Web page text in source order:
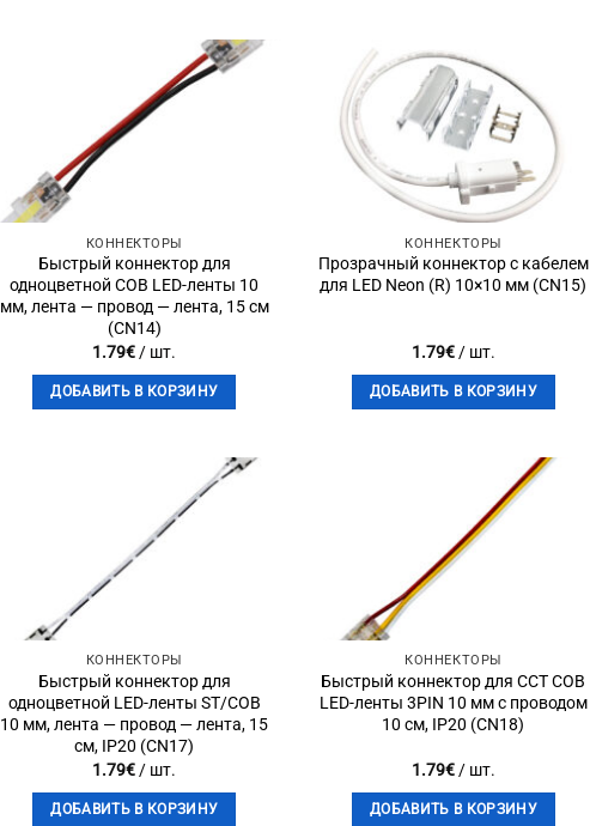
КОННЕКТОРЫ
Быстрый коннектор для
одноцветной COB LED-ленты 10
мм, лента — провод — лента, 15 см
(CN14)
1.79€/ шт.
ДОБАВИТЬ В КОРЗИНУ
Add to
wishlist
КОННЕКТОРЫ
Прозрачный коннектор с кабелем
для LED Neon (R) 10×10 мм (CN15)
1.79€/ шт.
ДОБАВИТЬ В КОРЗИНУ
КОННЕКТОРЫ
Быстрый коннектор для
одноцветной LED-ленты ST/COB
10 мм, лента — провод — лента, 15
см, IP20 (CN17)
1.79€/ шт.
ДОБАВИТЬ В КОРЗИНУ
КОННЕКТОРЫ
Быстрый коннектор для CCT COB
LED-ленты 3PIN 10 мм с проводом
10 см, IP20 (CN18)
1.79€/ шт.
ДОБАВИТЬ В КОРЗИНУ